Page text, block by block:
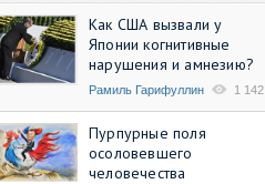
Как США вызвали у
Японии когнитивные
нарушения и амнезию?
Рамиль Гарифуллин 1 142
Пурпурные поля
осоловевшего
человечества